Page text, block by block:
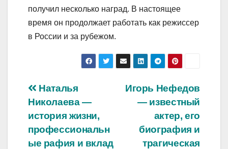
получил несколько наград. В настоящее
время он продолжает работать как режиссер
в России и за рубежом.
Навигация
по
записям
Игорь Нефедов
— известный
актер, его
биография и
трагическая
Наталья
Николаева —
история жизни,
профессиональн
ые рафия и вклад